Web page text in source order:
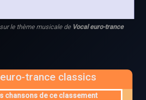
le thème musicale de Vocal euro-trance
trance classics
chansons de ce classement